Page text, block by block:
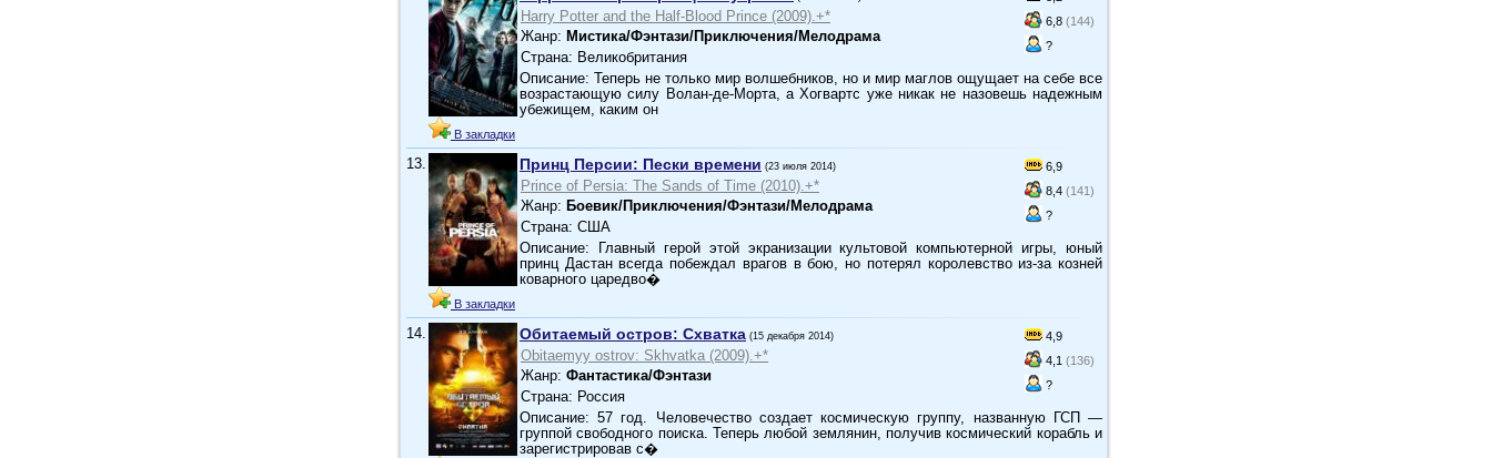
В закладки
6,8 (144)
?
Harry Potter and the Half-Blood Prince (2009).+*
Жанр: Мистика/Фэнтази/Приключения/Мелодрама
Страна: Великобритания
Описание: Теперь не только мир волшебников, но и мир маглов ощущает на себе все
возрастающую силу Волан-де-Морта, а Хогвартс уже никак не назовешь надежным
убежищем, каким он
13.
В закладки
6,9
8,4 (141)
?
Принц Персии: Пески времени (23 июля 2014)
Prince of Persia: The Sands of Time (2010).+*
Жанр: Боевик/Приключения/Фэнтази/Мелодрама
Страна: США
Описание: Главный герой этой экранизации культовой компьютерной игры, юный
принц Дастан всегда побеждал врагов в бою, но потерял королевство из-за козней
коварного царедво�
14.
4,9
4,1 (136)
?
Обитаемый остров: Схватка (15 декабря 2014)
Obitaemyy ostrov: Skhvatka (2009).+*
Жанр: Фантастика/Фэнтази
Страна: Россия
Описание: 57 год. Человечество создает космическую группу, названную ГСП —
группой свободного поиска. Теперь любой землянин, получив космический корабль и
зарегистрировав с�